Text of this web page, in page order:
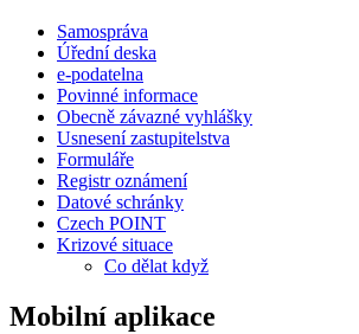
Samospráva
Úřední deska
e-podatelna
Povinné informace
Obecně závazné vyhlášky
Usnesení zastupitelstva
Formuláře
Registr oznámení
Datové schránky
Czech POINT
Krizové situace
Co dělat když
Mobilní aplikace